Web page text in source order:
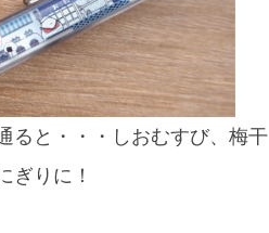
ると・・・しおむすび、梅干
ぎりに！